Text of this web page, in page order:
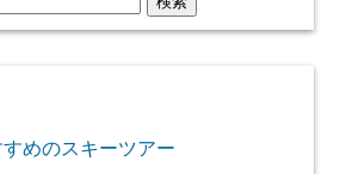
めのスキーツアー